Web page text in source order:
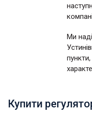
Ми
Купити